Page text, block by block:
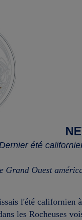
été
Grand Ouest
l'été californien
les Rocheuses